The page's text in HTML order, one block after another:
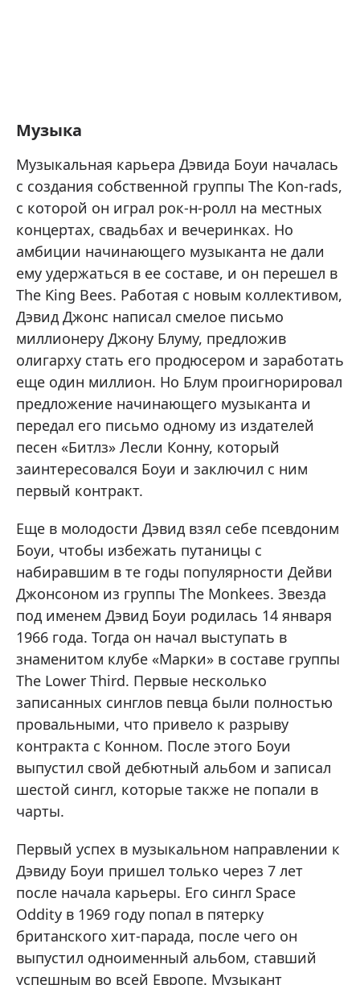
Музыка
Музыкальная карьера Дэвида Боуи началась
с создания собственной группы The Kon-rads,
с которой он играл рок-н-ролл на местных
концертах, свадьбах и вечеринках. Но
амбиции начинающего музыканта не дали
ему удержаться в ее составе, и он перешел в
The King Bees. Работая с новым коллективом,
Дэвид Джонс написал смелое письмо
миллионеру Джону Блуму, предложив
олигарху стать его продюсером и заработать
еще один миллион. Но Блум проигнорировал
предложение начинающего музыканта и
передал его письмо одному из издателей
песен «Битлз» Лесли Конну, который
заинтересовался Боуи и заключил с ним
первый контракт.
Еще в молодости Дэвид взял себе псевдоним
Боуи, чтобы избежать путаницы с
набиравшим в те годы популярности Дейви
Джонсоном из группы The Monkees. Звезда
под именем Дэвид Боуи родилась 14 января
1966 года. Тогда он начал выступать в
знаменитом клубе «Марки» в составе группы
The Lower Third. Первые несколько
записанных синглов певца были полностью
провальными, что привело к разрыву
контракта с Конном. После этого Боуи
выпустил свой дебютный альбом и записал
шестой сингл, которые также не попали в
чарты.
Первый успех в музыкальном направлении к
Дэвиду Боуи пришел только через 7 лет
после начала карьеры. Его сингл Space
Oddity в 1969 году попал в пятерку
британского хит-парада, после чего он
выпустил одноименный альбом, ставший
успешным во всей Европе. Музыкант